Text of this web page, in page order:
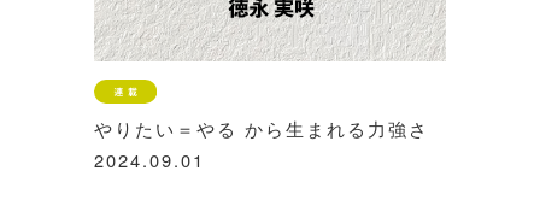
やりたい＝やる から生まれる力強さ
2024.09.01